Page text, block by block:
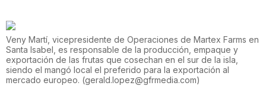
Veny Martí, vicepresidente de Operaciones de Martex Farms en
Santa Isabel, es responsable de la producción, empaque y
exportación de las frutas que cosechan en el sur de la isla,
siendo el mangó local el preferido para la exportación al
mercado europeo. (gerald.lopez@gfrmedia.com)